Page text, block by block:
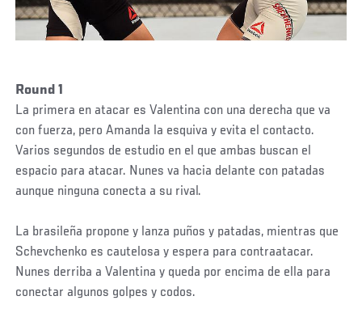
Round 1
La primera en atacar es Valentina con una derecha que va
con fuerza, pero Amanda la esquiva y evita el contacto.
Varios segundos de estudio en el que ambas buscan el
espacio para atacar. Nunes va hacia delante con patadas
aunque ninguna conecta a su rival.
La brasileña propone y lanza puños y patadas, mientras que
Schevchenko es cautelosa y espera para contraatacar.
Nunes derriba a Valentina y queda por encima de ella para
conectar algunos golpes y codos.